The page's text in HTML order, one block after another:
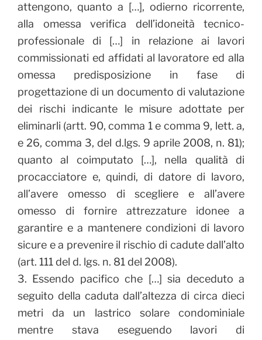
attengono, quanto a […], odierno ricorrente,
alla omessa verifica dell’idoneità tecnico-
professionale di […] in relazione ai lavori
commissionati ed affidati al lavoratore ed alla
omessa predisposizione in fase di
progettazione di un documento di valutazione
dei rischi indicante le misure adottate per
eliminarli (artt. 90, comma 1 e comma 9, lett. a,
e 26, comma 3, del d.lgs. 9 aprile 2008, n. 81);
quanto al coimputato […], nella qualità di
procacciatore e, quindi, di datore di lavoro,
all’avere omesso di scegliere e all’avere
omesso di fornire attrezzature idonee a
garantire e a mantenere condizioni di lavoro
sicure e a prevenire il rischio di cadute dall’alto
(art. 111 del d. lgs. n. 81 del 2008).
3. Essendo pacifico che […] sia deceduto a
seguito della caduta dall’altezza di circa dieci
metri da un lastrico solare condominiale
mentre stava eseguendo lavori di